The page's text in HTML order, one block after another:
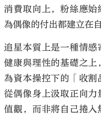
消費取向上，粉絲應
為偶像的付出都建立在
追星本質上是一種情
健康與理性的基礎之
為資本操控下的「收
從偶像身上汲取正向
值觀，而非將自己捲入